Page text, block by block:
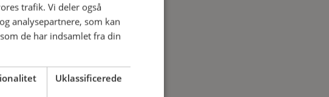
ENGLISH
DANISH
GERMAN
trafik. Vi deler også
analysepartnere, som kan
de har indsamlet fra din
Uklassificerede